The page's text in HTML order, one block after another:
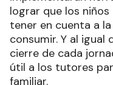
lograr que los
tener en cuenta a
consumir. Y al igual
cierre de cada
útil a los tutores
familiar.